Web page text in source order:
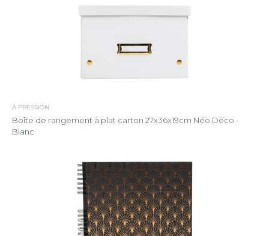
À PRESSION
Boîte de rangement à plat carton 27x36x19cm Néo Déco -
Blanc